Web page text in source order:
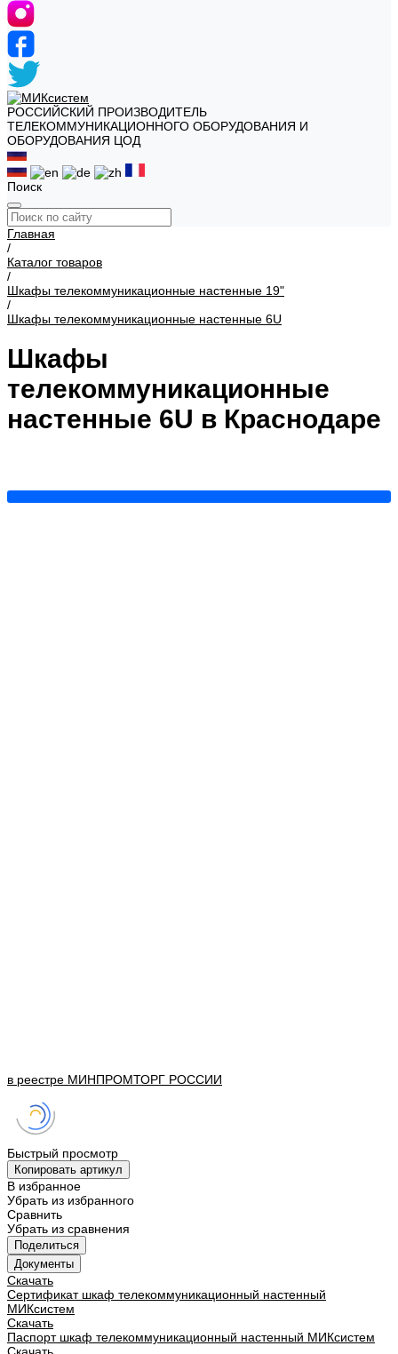
РОССИЙСКИЙ ПРОИЗВОДИТЕЛЬ
ТЕЛЕКОММУНИКАЦИОННОГО ОБОРУДОВАНИЯ И
ОБОРУДОВАНИЯ ЦОД
Поиск
Главная
/
Каталог товаров
/
Шкафы телекоммуникационные настенные 19"
/
Шкафы телекоммуникационные настенные 6U
Шкафы
телекоммуникационные
настенные 6U в Краснодаре
в реестре МИНПРОМТОРГ РОССИИ
Быстрый просмотр
Копировать артикул
В избранное
Убрать из избранного
Сравнить
Убрать из сравнения
Поделиться
Документы
Скачать
Сертификат шкаф телекоммуникационный настенный
МИКсистем
Скачать
Паспорт шкаф телекоммуникационный настенный МИКсистем